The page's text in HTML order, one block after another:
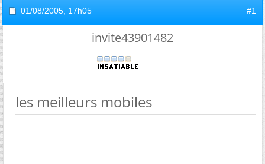
01/08/2005, 17h05 #1
invite43901482
les meilleurs mobiles